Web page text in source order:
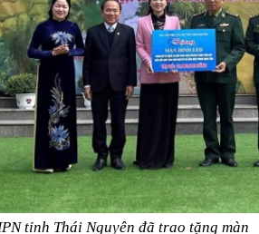
tỉnh Thái Nguyên đã trao tặng màn